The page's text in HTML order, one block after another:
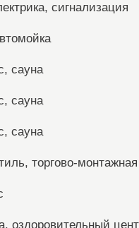
сигнализация
сауна
сауна
сауна
торгово-
оздоровительный